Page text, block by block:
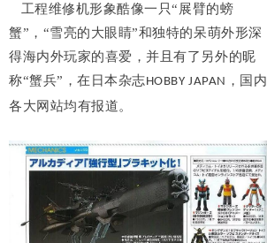
工程维修机形象酷像一只“展臂的螃
蟹”，“雪亮的大眼睛”和独特的呆萌外形深
得海内外玩家的喜爱，并且有了另外的昵
称“蟹兵”，在日本杂志HOBBY JAPAN ，国内
各大网站均有报道。